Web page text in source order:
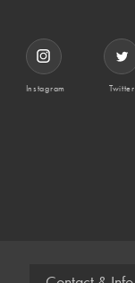
Instagram Twitter